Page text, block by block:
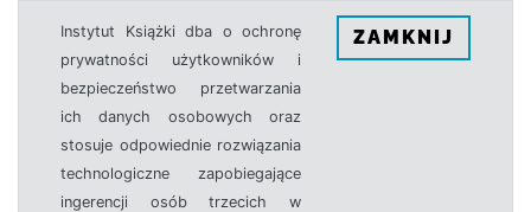
Instytut Książki dba o ochronę
prywatności użytkowników i
bezpieczeństwo przetwarzania
ich danych osobowych oraz
stosuje odpowiednie rozwiązania
technologiczne zapobiegające
ingerencji osób trzecich w
ZAMKNIJ